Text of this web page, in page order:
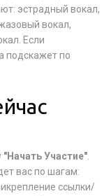
эстрадный вокал,
вокал,
Если
подскажет по
"Начать Участие"
вас по шагам:
ссылки/